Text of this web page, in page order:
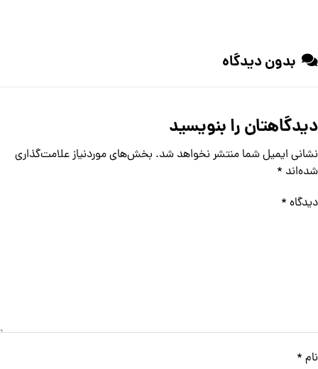
بدون دیدگاه
دیدگاهتان را بنویسید
نشانی ایمیل شما منتشر نخواهد شد. بخش‌های موردنیاز علامت‌گذاری
شده‌اند *
دیدگاه *
نام *